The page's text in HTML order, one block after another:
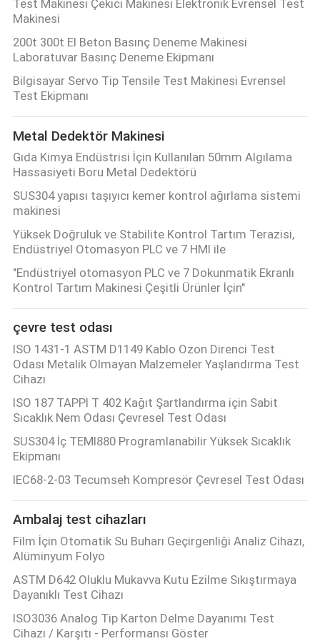
Test Makinesi Çekici Makinesi Elektronik Evrensel Test
Makinesi
200t 300t El Beton Basınç Deneme Makinesi
Laboratuvar Basınç Deneme Ekipmanı
Bilgisayar Servo Tip Tensile Test Makinesi Evrensel
Test Ekipmanı
Metal Dedektör Makinesi
Gıda Kimya Endüstrisi İçin Kullanılan 50mm Algılama
Hassasiyeti Boru Metal Dedektörü
SUS304 yapısı taşıyıcı kemer kontrol ağırlama sistemi
makinesi
Yüksek Doğruluk ve Stabilite Kontrol Tartım Terazisi,
Endüstriyel Otomasyon PLC ve 7 HMI ile
"Endüstriyel otomasyon PLC ve 7 Dokunmatik Ekranlı
Kontrol Tartım Makinesi Çeşitli Ürünler İçin"
çevre test odası
ISO 1431-1 ASTM D1149 Kablo Ozon Direnci Test
Odası Metalik Olmayan Malzemeler Yaşlandırma Test
Cihazı
ISO 187 TAPPI T 402 Kağıt Şartlandırma için Sabit
Sıcaklık Nem Odası Çevresel Test Odası
SUS304 İç TEMI880 Programlanabilir Yüksek Sıcaklık
Ekipmanı
IEC68-2-03 Tecumseh Kompresör Çevresel Test Odası
Ambalaj test cihazları
Film İçin Otomatik Su Buharı Geçirgenliği Analiz Cihazı,
Alüminyum Folyo
ASTM D642 Oluklu Mukavva Kutu Ezilme Sıkıştırmaya
Dayanıklı Test Cihazı
ISO3036 Analog Tip Karton Delme Dayanımı Test
Cihazı / Karşıtı - Performansı Göster